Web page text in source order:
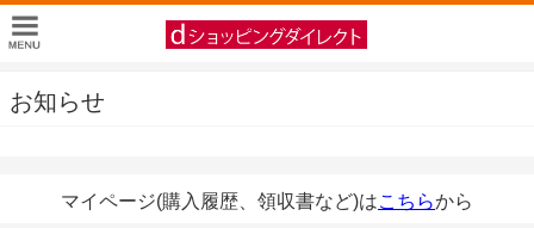
お知らせ
マイページ(購入履歴、領収書など)はこちらから